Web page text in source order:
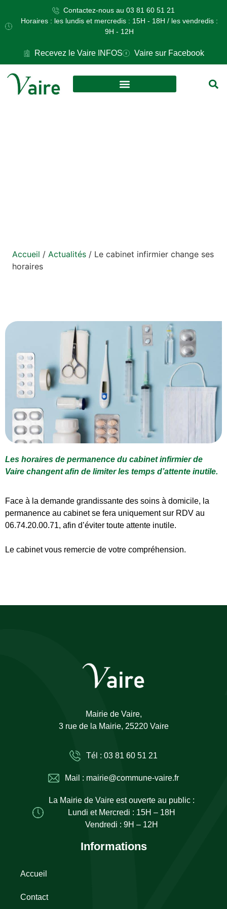
Contactez-nous au 03 81 60 51 21
Horaires : les lundis et mercredis : 15H - 18H / les vendredis :
9H - 12H
Recevez le Vaire INFOS Vaire sur Facebook
Accueil / Actualités / Le cabinet infirmier change ses
horaires
Les horaires de permanence du cabinet infirmier de
Vaire changent afin de limiter les temps d’attente inutile.
Face à la demande grandissante des soins à domicile, la
permanence au cabinet se fera uniquement sur RDV au
06.74.20.00.71, afin d’éviter toute attente inutile.
Le cabinet vous remercie de votre compréhension.
Mairie de Vaire,
3 rue de la Mairie, 25220 Vaire
Tél : 03 81 60 51 21
Mail : mairie@commune-vaire.fr
La Mairie de Vaire est ouverte au public :
Lundi et Mercredi : 15H – 18H
Vendredi : 9H – 12H
Informations
Accueil
Contact